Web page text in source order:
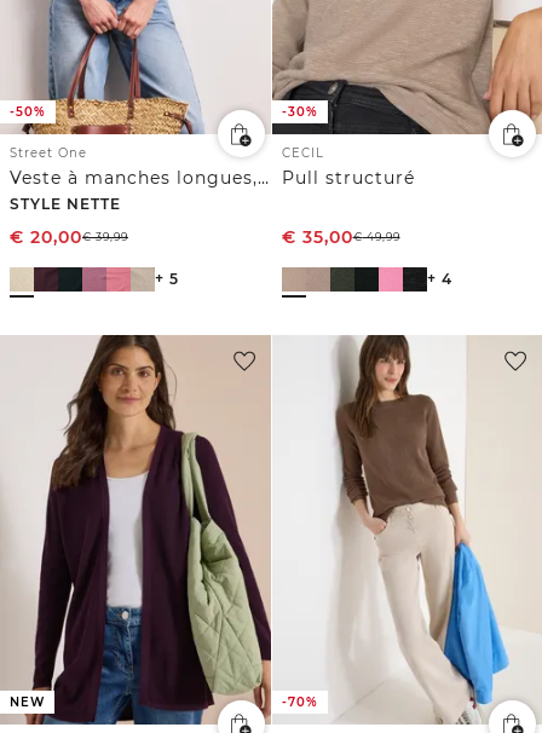
-50%
Street One
Veste à manches longues, coupe ouverte
STYLE NETTE
€ 20,00€39,99
+ 5
-30%
CECIL
Pull structuré
€ 35,00€49,99
+ 4
NEW -70%